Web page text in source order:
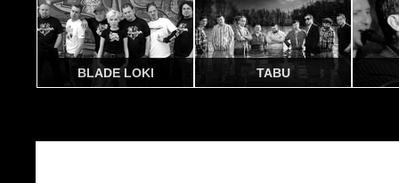
BLADE LOKI TABU